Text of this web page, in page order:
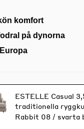
komfort
på dynorna
ESTELLE Casual
traditionella
Rabbit 08 / svarta